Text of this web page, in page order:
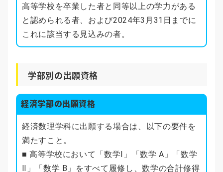
高等学校を卒業した者と同等以上の学力がある
と認められる者、および2024年3月31日までに
これに該当する見込みの者。
学部別の出願資格
経済学部の出願資格
経済数理学科に出願する場合は、以下の要件を
満たすこと。
■ 高等学校において「数学Ⅰ」「数学 A」「数学
Ⅱ」「数学 B」をすべて履修し、数学の合計修得